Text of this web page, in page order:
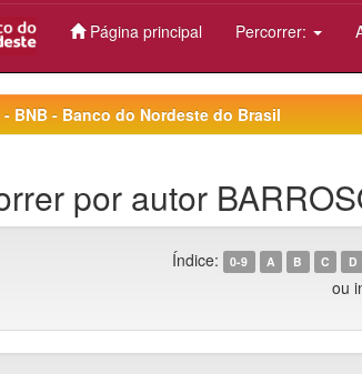
Página principal Percorrer:
- BNB - Banco do Nordeste do Brasil
por autor
Índice: 0-9 A B C D
ou